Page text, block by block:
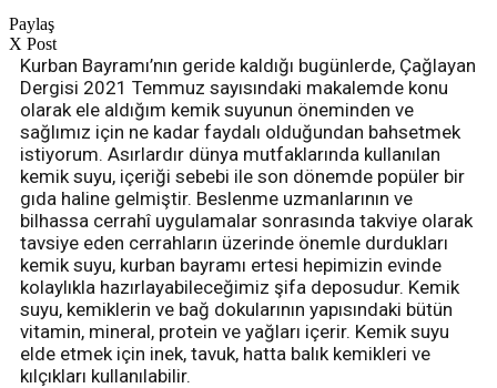
Paylaş
X Post
Kurban Bayramı’nın geride kaldığı bugünlerde, Çağlayan
Dergisi 2021 Temmuz sayısındaki makalemde konu
olarak ele aldığım kemik suyunun öneminden ve
sağlımız için ne kadar faydalı olduğundan bahsetmek
istiyorum. Asırlardır dünya mutfaklarında kullanılan
kemik suyu, içeriği sebebi ile son dönemde popüler bir
gıda haline gelmiştir. Beslenme uzmanlarının ve
bilhassa cerrahî uygulamalar sonrasında takviye olarak
tavsiye eden cerrahların üzerinde önemle durdukları
kemik suyu, kurban bayramı ertesi hepimizin evinde
kolaylıkla hazırlayabileceğimiz şifa deposudur. Kemik
suyu, kemiklerin ve bağ dokularının yapısındaki bütün
vitamin, mineral, protein ve yağları içerir. Kemik suyu
elde etmek için inek, tavuk, hatta balık kemikleri ve
kılçıkları kullanılabilir.